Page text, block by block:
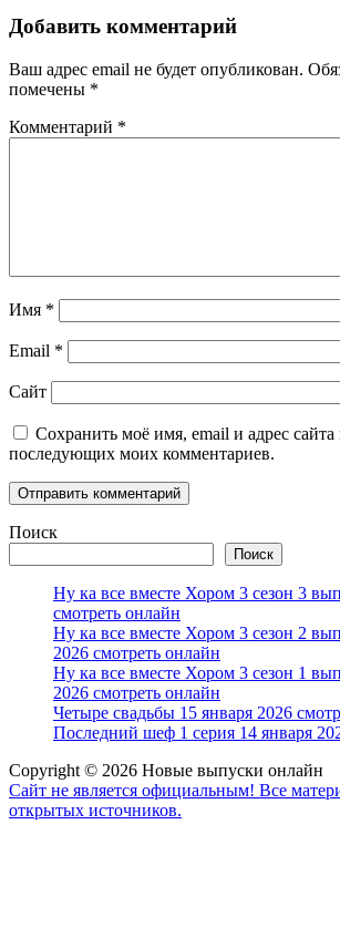
Добавить комментарий
Ваш адрес email не будет опубликован.
помечены *
Комментарий *
Имя *
Email *
Сайт
Сохранить моё имя, email и адрес сайта
последующих моих комментариев.
Поиск
Поиск
Ну ка все вместе Хором 3 сезон 3
смотреть онлайн
Ну ка все вместе Хором 3 сезон 2
2026 смотреть онлайн
Ну ка все вместе Хором 3 сезон 1
2026 смотреть онлайн
Четыре свадьбы 15 января 2026
Последний шеф 1 серия 14 января
Copyright © 2026 Новые выпуски онлайн
Сайт не является официальным! Все
открытых источников.